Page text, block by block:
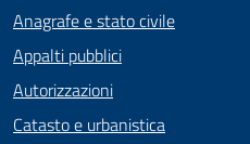
Anagrafe e stato civile
Appalti pubblici
Autorizzazioni
Catasto e urbanistica